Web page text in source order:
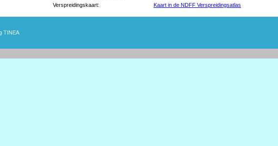
Verspreidingskaart: Kaart in de NDFF Verspreidingsatlas
TINEA